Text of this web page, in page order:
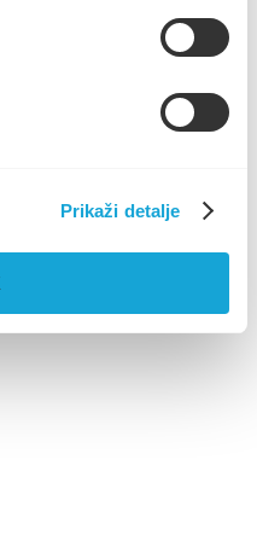
Prikaži detalje
(3.35 MB)